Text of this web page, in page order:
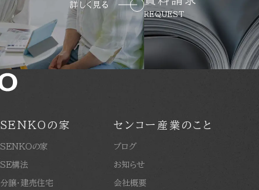
詳しく見る
REQUEST
SENKOの家
SENKOの家
SE構法
分譲・建売住宅
センコー産業のこと
ブログ
お知らせ
会社概要